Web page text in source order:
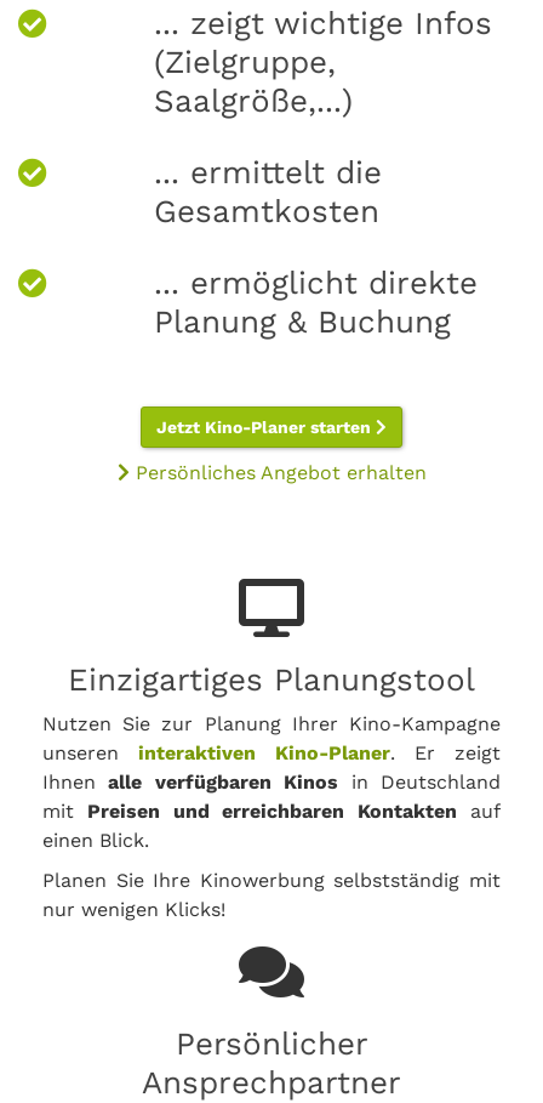
... zeigt wichtige Infos
(Zielgruppe,
Saalgröße,...)
... ermittelt die
Gesamtkosten
... ermöglicht direkte
Planung & Buchung
Jetzt Kino-Planer starten
Persönliches Angebot erhalten
Einzigartiges Planungstool
Nutzen Sie zur Planung Ihrer Kino-Kampagne
unseren interaktiven Kino-Planer. Er zeigt
Ihnenalle verfügbaren Kinos in Deutschland
mit Preisen und erreichbaren Kontakten auf
einen Blick.
Planen Sie Ihre Kinowerbung selbstständig mit
nur wenigen Klicks!
Persönlicher
Ansprechpartner